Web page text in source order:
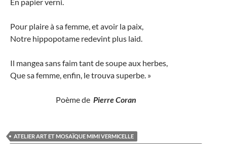
Pour plaire à sa femme, et avoir la paix,
Notre hippopotame redevint plus laid.
Il mangea sans faim tant de soupe aux herbes,
Que sa femme, enfin, le trouva superbe. »
Poème de Pierre Coran
ATELIER ART ET MOSAÏQUE MIMI VERMICELLE